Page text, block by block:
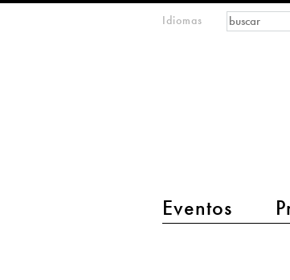
Idiomas
main menu 2
Eventos
Buscar